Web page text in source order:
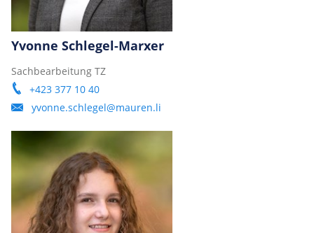
Yvonne Schlegel-Marxer
Sachbearbeitung TZ
+423 377 10 40
yvonne.schlegel@mauren.li